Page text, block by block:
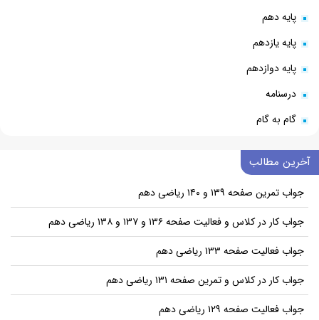
پایه دهم
پایه یازدهم
پایه دوازدهم
درسنامه
گام به گام
آخرین مطالب
جواب تمرین صفحه ۱۳۹ و ۱۴۰ ریاضی دهم
جواب کار در کلاس و فعالیت صفحه ۱۳۶ و ۱۳۷ و ۱۳۸ ریاضی دهم
جواب فعالیت صفحه ۱۳۳ ریاضی دهم
جواب کار در کلاس و تمرین صفحه ۱۳۱ ریاضی دهم
جواب فعالیت صفحه ۱۲۹ ریاضی دهم